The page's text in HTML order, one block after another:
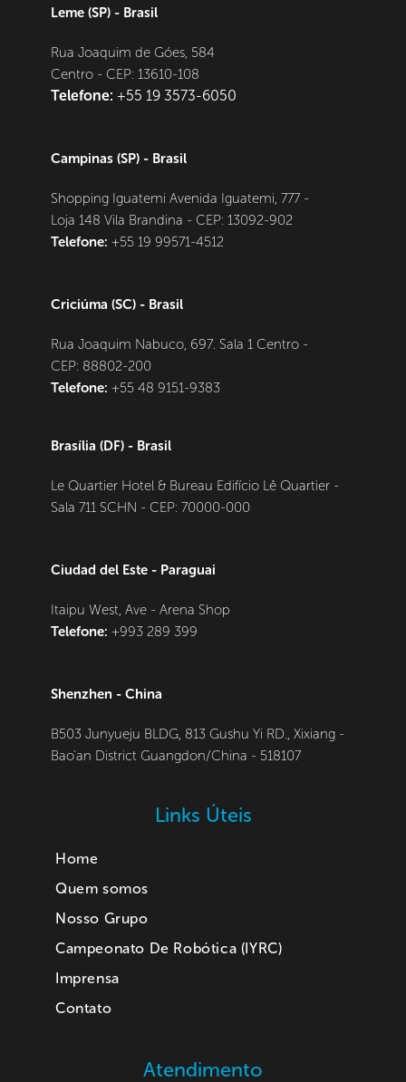
Leme (SP) - Brasil
Rua Joaquim de Góes, 584
Centro - CEP: 13610-108
Telefone: +55 19 3573-6050
Campinas (SP) - Brasil
Shopping Iguatemi Avenida Iguatemi, 777 -
Loja 148 Vila Brandina - CEP: 13092-902
Telefone: +55 19 99571-4512
Criciúma (SC) - Brasil
Rua Joaquim Nabuco, 697. Sala 1 Centro -
CEP: 88802-200
Telefone: +55 48 9151-9383
Brasília (DF) - Brasil
Le Quartier Hotel & Bureau Edifício Lê Quartier -
Sala 711 SCHN - CEP: 70000-000
Ciudad del Este - Paraguai
Itaipu West, Ave - Arena Shop
Telefone: +993 289 399
Shenzhen - China
B503 Junyueju BLDG, 813 Gushu Yi RD., Xixiang -
Bao'an District Guangdon/China - 518107
Links Úteis
Home
Quem somos
Nosso Grupo
Campeonato De Robótica (IYRC)
Imprensa
Contato
Atendimento